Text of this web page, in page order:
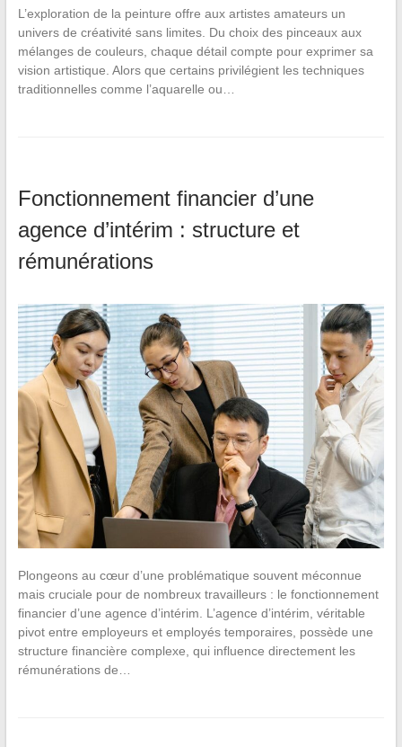
L’exploration de la peinture offre aux artistes amateurs un
univers de créativité sans limites. Du choix des pinceaux aux
mélanges de couleurs, chaque détail compte pour exprimer sa
vision artistique. Alors que certains privilégient les techniques
traditionnelles comme l’aquarelle ou…
Fonctionnement financier d’une
agence d’intérim : structure et
rémunérations
Plongeons au cœur d’une problématique souvent méconnue
mais cruciale pour de nombreux travailleurs : le fonctionnement
financier d’une agence d’intérim. L’agence d’intérim, véritable
pivot entre employeurs et employés temporaires, possède une
structure financière complexe, qui influence directement les
rémunérations de…